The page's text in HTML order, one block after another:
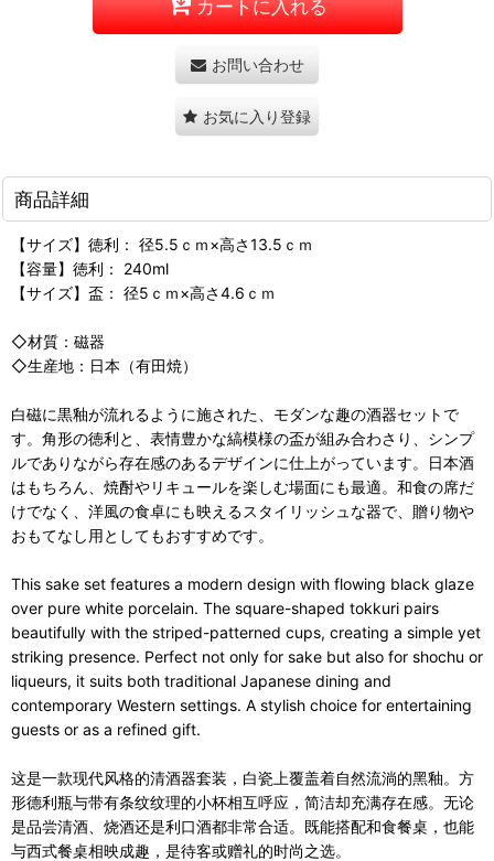
カートに入れる
お問い合わせ
お気に入り登録
商品詳細
【サイズ】徳利： 径5.5ｃｍ×高さ13.5ｃｍ
【容量】徳利： 240ml
【サイズ】盃： 径5ｃｍ×高さ4.6ｃｍ
◇材質：磁器
◇生産地：日本（有田焼）
白磁に黒釉が流れるように施された、モダンな趣の酒器セットで
す。角形の徳利と、表情豊かな縞模様の盃が組み合わさり、シンプ
ルでありながら存在感のあるデザインに仕上がっています。日本酒
はもちろん、焼酎やリキュールを楽しむ場面にも最適。和食の席だ
けでなく、洋風の食卓にも映えるスタイリッシュな器で、贈り物や
おもてなし用としてもおすすめです。
This sake set features a modern design with flowing black glaze
over pure white porcelain. The square-shaped tokkuri pairs
beautifully with the striped-patterned cups, creating a simple yet
striking presence. Perfect not only for sake but also for shochu or
liqueurs, it suits both traditional Japanese dining and
contemporary Western settings. A stylish choice for entertaining
guests or as a refined gift.
这是一款现代风格的清酒器套装，白瓷上覆盖着自然流淌的黑釉。方
形德利瓶与带有条纹纹理的小杯相互呼应，简洁却充满存在感。无论
是品尝清酒、烧酒还是利口酒都非常合适。既能搭配和食餐桌，也能
与西式餐桌相映成趣，是待客或赠礼的时尚之选。